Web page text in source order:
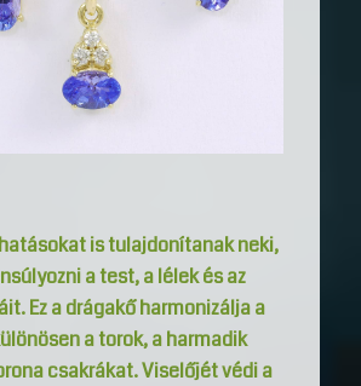
is tulajdonítanak neki,
a test, a lélek és az
Ez a drágakő harmonizálja a
a torok, a harmadik
csakrákat. Viselőjét védi a